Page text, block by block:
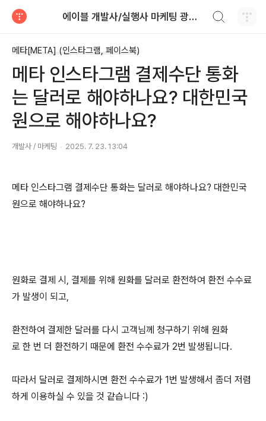
에이블 개발사/실행사 마케팅 광고 대행
메타[META] (인스타그램, 페이스북)
메타 인스타그램 결제수단 통화
는 달러로 해야하나요? 대한민국
원으로 해야하나요?
개발사 / 마케팅 2025. 7. 23. 13:04
메타 인스타그램 결제수단 통화는 달러로 해야하나요? 대한민국
원으로 해야하나요?
원화로 결제 시, 결제를 위해 원화를 달러로 환전하여 환전 수수료
가 발생이 되고,
환전하여 결제한 달러를 다시 고객님께 청구하기 위해 원화
로 한 번 더 환전하기 때문에 환전 수수료가 2번 발생됩니다.
따라서 달러로 결제하시면 환전 수수료가 1번 발생해서 좀더 저렴
하게 이용하실 수 있을 것 같습니다 :)